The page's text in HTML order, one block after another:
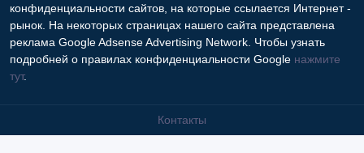
конфиденциальности сайтов, на которые ссылается Интернет -
рынок. На некоторых страницах нашего сайта представлена
реклама Google Adsense Advertising Network. Чтобы узнать
подробней о правилах конфиденциальности Google нажмите
тут.
Контакты